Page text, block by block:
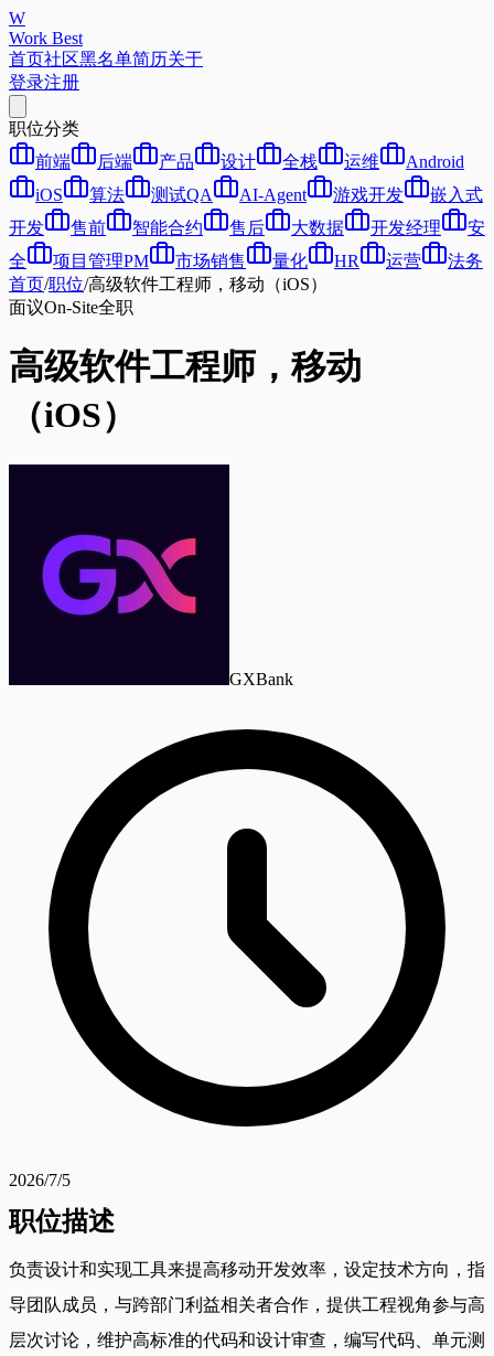
W
Work Best
首页社区黑名单简历关于
登录注册
职位分类
前端
后端 产品 设计 全栈 运维
Android
iOS
算法 测试QA AI-Agent 游戏开发
嵌入式
开发
售前 智能合约 售后 大数据 开发经理
安
全
项目管理PM 市场销售 量化 HR 运营
法务
首页/职位/高级软件工程师，移动（iOS）
面议On-Site全职
高级软件工程师，移动
（iOS）
GXBank
2026/7/5
职位描述
负责设计和实现工具来提高移动开发效率，设定技术方向，指
导团队成员，与跨部门利益相关者合作，提供工程视角参与高
层次讨论，维护高标准的代码和设计审查，编写代码、单元测